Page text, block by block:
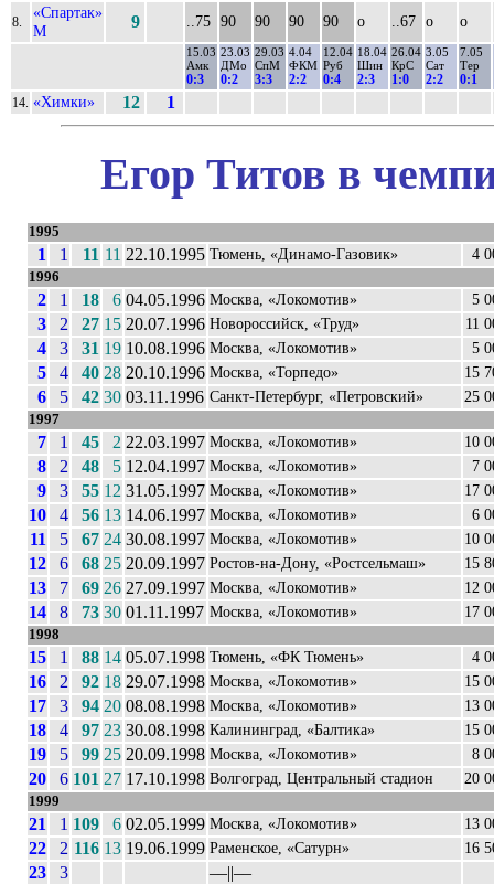
8.
«Спартак»
М
9 ..75 90 90 90 90 о ..67 о о
15.03
Амк
0:3
23.03
ДМо
0:2
29.03
СпМ
3:3
4.04
ФКМ
2:2
12.04
Руб
0:4
18.04
Шин
2:3
26.04
КрС
1:0
3.05
Сат
2:2
7.05
Тер
0:1
14. «Химки» 12 1
Егор Титов в
1995
1 1 11 11 22.10.1995 Тюмень, «Динамо-Газовик» 4
1996
2 1 18 6 04.05.1996 Москва, «Локомотив» 5
3 2 27 15 20.07.1996 Новороссийск, «Труд» 11
4 3 31 19 10.08.1996 Москва, «Локомотив» 5
5 4 40 28 20.10.1996 Москва, «Торпедо» 15
6 5 42 30 03.11.1996 Санкт-Петербург, «Петровский» 25
1997
7 1 45 2 22.03.1997 Москва, «Локомотив» 10
8 2 48 5 12.04.1997 Москва, «Локомотив» 7
9 3 55 12 31.05.1997 Москва, «Локомотив» 17
10 4 56 13 14.06.1997 Москва, «Локомотив» 6
11 5 67 24 30.08.1997 Москва, «Локомотив» 10
12 6 68 25 20.09.1997 Ростов-на-Дону, «Ростсельмаш» 15
13 7 69 26 27.09.1997 Москва, «Локомотив» 12
14 8 73 30 01.11.1997 Москва, «Локомотив» 17
1998
15 1 88 14 05.07.1998 Тюмень, «ФК Тюмень» 4
16 2 92 18 29.07.1998 Москва, «Локомотив» 15
17 3 94 20 08.08.1998 Москва, «Локомотив» 13
18 4 97 23 30.08.1998 Калининград, «Балтика» 15
19 5 99 25 20.09.1998 Москва, «Локомотив» 8
20 6 101 27 17.10.1998 Волгоград, Центральный стадион 20
1999
21 1 109 6 02.05.1999 Москва, «Локомотив» 13
22 2 116 13 19.06.1999 Раменское, «Сатурн» 16
23 3 ––||––